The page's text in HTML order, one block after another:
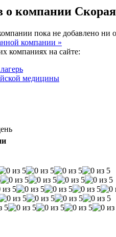
о компании
пока не добавлено ни
компании »
компаниях на сайте:
медицины